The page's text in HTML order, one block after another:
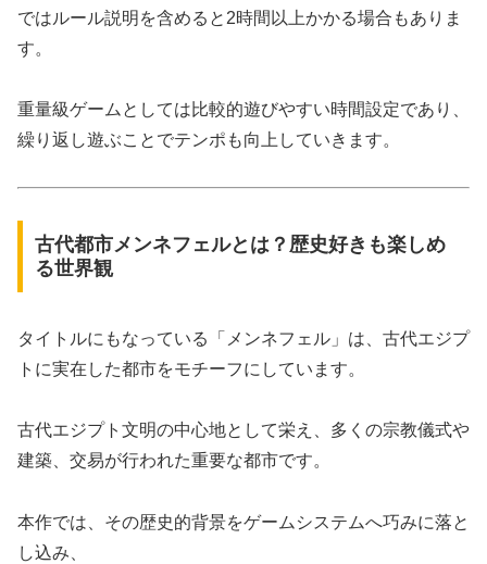
ではルール説明を含めると2時間以上かかる場合もありま
す。
重量級ゲームとしては比較的遊びやすい時間設定であり、
繰り返し遊ぶことでテンポも向上していきます。
古代都市メンネフェルとは？歴史好きも楽しめ
る世界観
タイトルにもなっている「メンネフェル」は、古代エジプ
トに実在した都市をモチーフにしています。
古代エジプト文明の中心地として栄え、多くの宗教儀式や
建築、交易が行われた重要な都市です。
本作では、その歴史的背景をゲームシステムへ巧みに落と
し込み、